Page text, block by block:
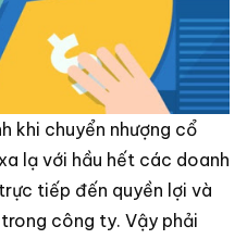
khi chuyển nhượng cổ
lạ với hầu hết các doanh
tiếp đến quyền lợi và
công ty. Vậy phải